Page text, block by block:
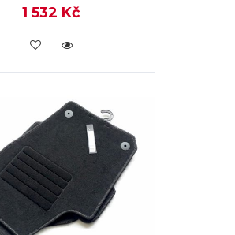
1 532 Kč
KOUPIT